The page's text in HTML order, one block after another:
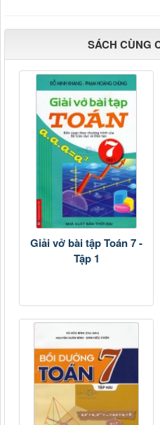
SÁCH CÙNG
Giải vở bài tập Toán 7 -
Tập 1